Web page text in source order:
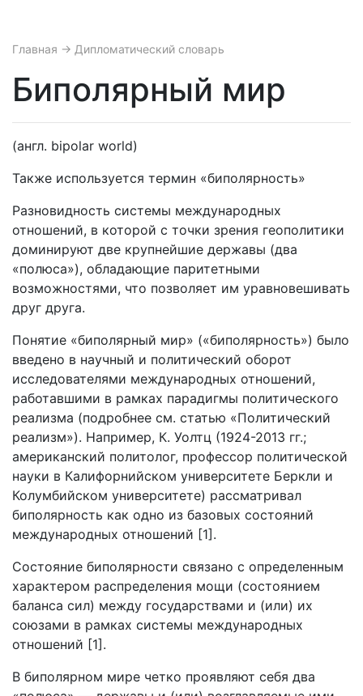
Главная → Дипломатический словарь
Биполярный мир
(англ. bipolar world)
Также используется термин «биполярность»
Разновидность системы международных
отношений, в которой с точки зрения геополитики
доминируют две крупнейшие державы (два
«полюса»), обладающие паритетными
возможностями, что позволяет им уравновешивать
друг друга.
Понятие «биполярный мир» («биполярность») было
введено в научный и политический оборот
исследователями международных отношений,
работавшими в рамках парадигмы политического
реализма (подробнее см. статью «Политический
реализм»). Например, К. Уолтц (1924-2013 гг.;
американский политолог, профессор политической
науки в Калифорнийском университете Беркли и
Колумбийском университете) рассматривал
биполярность как одно из базовых состояний
международных отношений [1].
Состояние биполярности связано с определенным
характером распределения мощи (состоянием
баланса сил) между государствами и (или) их
союзами в рамках системы международных
отношений [1].
В биполярном мире четко проявляют себя два